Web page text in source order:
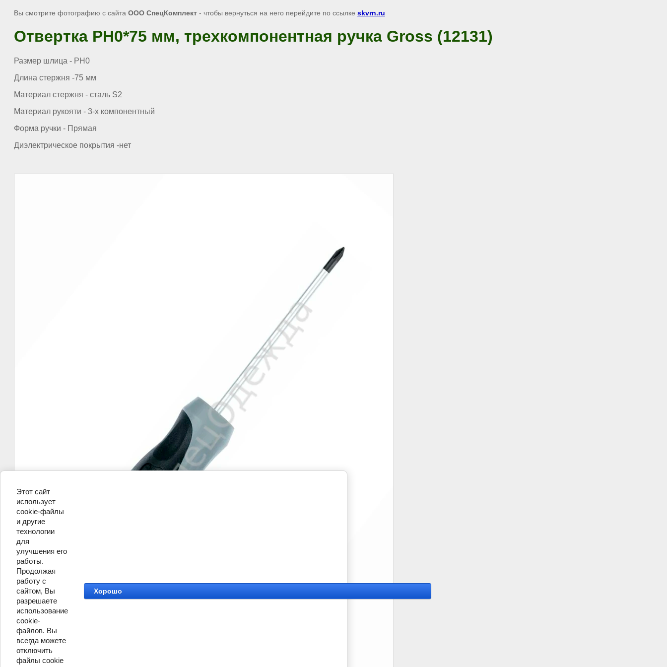
Вы смотрите фотографию с сайта ООО СпецКомплект - чтобы вернуться на него перейдите по ссылке skvrn.ru
Отвертка PH0*75 мм, трехкомпонентная ручка Gross (12131)
Размер шлица - PH0
Длина стержня -75 мм
Материал стержня - сталь S2
Материал рукояти - 3-х компонентный
Форма ручки - Прямая
Диэлектрическое покрытия -нет
Этот сайт
использует
cookie-файлы
и другие
технологии
для
улучшения его
работы.
Продолжая
работу с
сайтом, Вы
разрешаете
использование
cookie-
файлов. Вы
всегда можете
отключить
файлы cookie
Хорошо